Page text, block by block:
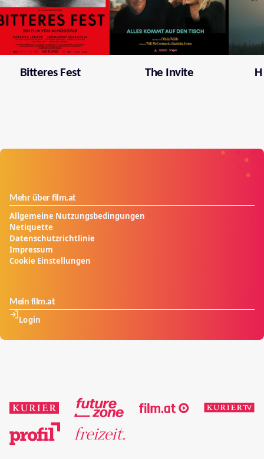
Bitteres Fest The Invite
Mehr über film.at
Allgemeine Nutzungsbedingungen
Netiquette
Datenschutzrichtlinie
Impressum
Cookie Einstellungen
Mein film.at
Login